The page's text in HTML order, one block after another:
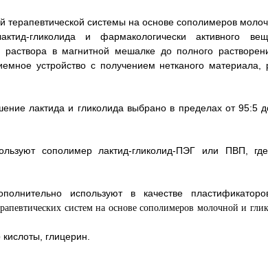
системы на основе сополимеров
гликолида и фармакологически активного
раствора в магнитной мешалке до полного
устройство с получением нетканого материала,
лактида и гликолида выбрано в пределах от 95:5
сополимер лактид-гликолид-ПЭГ или ПВП,
используют в качестве
глицерин.